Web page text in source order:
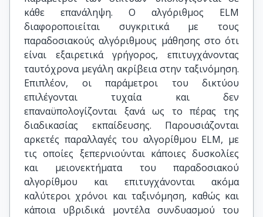
κάθε επανάληψη. Ο αλγόριθμος ELM
διαφοροποιείται συγκριτικά με τους
παραδοσιακούς αλγόριθμους μάθησης στο ότι
είναι εξαιρετικά γρήγορος, επιτυγχάνοντας
ταυτόχρονα μεγάλη ακρίβεια στην ταξινόμηση.
Επιπλέον, οι παράμετροι του δικτύου
επιλέγονται τυχαία και δεν
επαναϋπολογίζονται ξανά ως το πέρας της
διαδικασίας εκπαίδευσης. Παρουσιάζονται
αρκετές παραλλαγές του αλγορίθμου ELM, με
τις οποίες ξεπερνιούνται κάποιες δυσκολίες
και μειονεκτήματα του παραδοσιακού
αλγορίθμου και επιτυγχάνονται ακόμα
καλύτεροι χρόνοι και ταξινόμηση, καθώς και
κάποια υβριδικά μοντέλα συνδυασμού του